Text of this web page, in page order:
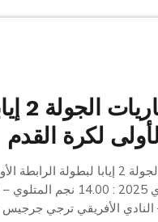
لكرة القدم
برنامج مباريات الجولة 2 إيابا لبطولة
السبت 01 فيفري 2025 :
النادي الأفريقي ترجي